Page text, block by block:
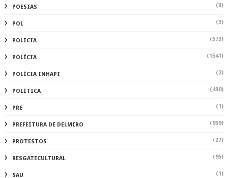
POESIAS (8)
POL (3)
POLICIA (573)
POLÍCIA (1541)
POLÍCIA INHAPI (2)
POLÍTICA (480)
PRE (1)
PREFEITURA DE DELMIRO (959)
PROTESTOS (27)
RESGATECULTURAL (96)
SAU (1)